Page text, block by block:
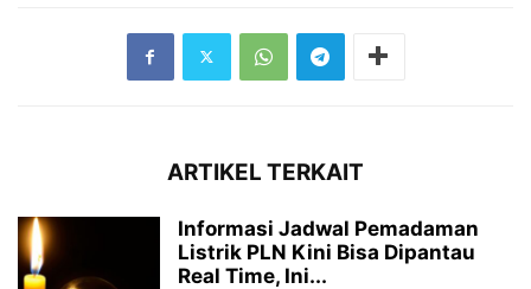
ARTIKEL TERKAIT
Informasi Jadwal Pemadaman
Listrik PLN Kini Bisa Dipantau
Real Time, Ini...